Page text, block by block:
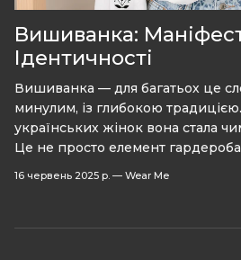
Вишиванка:
Ідентичності
Вишиванка — для багатьох це
минулим, із глибокою
українських жінок вона стала
Це не просто елемент
16 червень 2025 р. — Wear Me